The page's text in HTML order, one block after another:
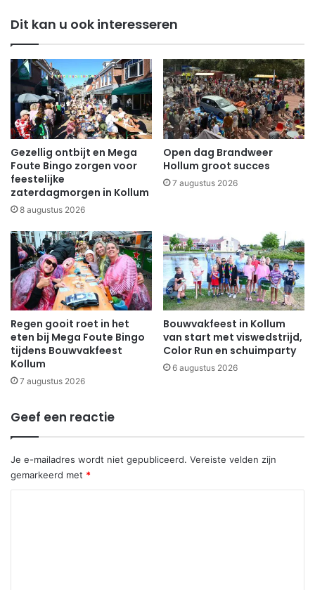
Dit kan u ook interesseren
Gezellig ontbijt en Mega
Foute Bingo zorgen voor
feestelijke
zaterdagmorgen in Kollum
8 augustus 2026
Open dag Brandweer
Hollum groot succes
7 augustus 2026
Regen gooit roet in het
eten bij Mega Foute Bingo
tijdens Bouwvakfeest
Kollum
7 augustus 2026
Bouwvakfeest in Kollum
van start met viswedstrijd,
Color Run en schuimparty
6 augustus 2026
Geef een reactie
Je e-mailadres wordt niet gepubliceerd. Vereiste velden zijn
gemarkeerd met *